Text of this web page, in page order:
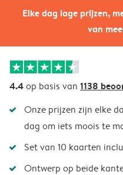
Elke dag lage prijzen,
van
4.4op basis van 1138
Onze prijzen zijn elke
dag om iets moois te
Set van 10 kaarten
Ontwerp op beide